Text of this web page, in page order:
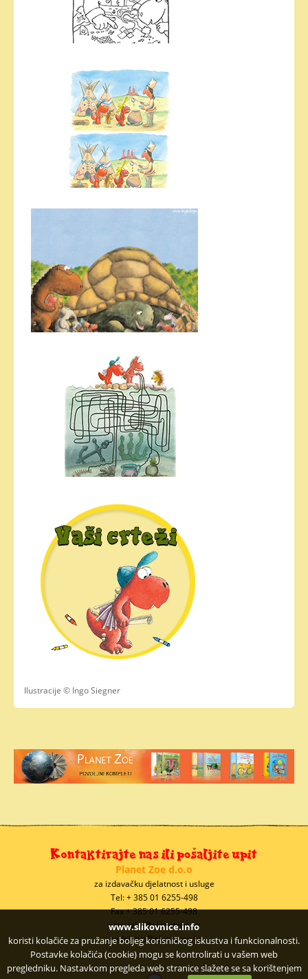
www.slikovnice.info
koristi kolačiće za pružanje boljeg korisničkog iskustva i funkcionalnosti.
Postavke kolačića (cookie) mogu se kontrolirati u vašem web
pregledniku. Nastavkom pregleda web stranice slažete se sa korištenjem
Ilustracije © Ingo Siegner
Planet Zoe d.o.o
za izdavačku djelatnost i usluge
Tel: + 385 01 6255-498
Fax + 385 01 6255-498
narudzbe@planetzoe.hr
urednistvo@planetzoe.hr